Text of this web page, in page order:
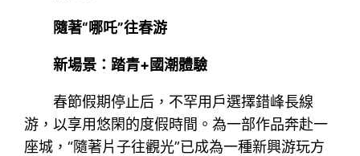
隨著“哪吒”往春游
新場景：踏青+國潮體驗
春節假期停止后，不罕用戶選擇錯峰長線
游，以享用悠閑的度假時間。為一部作品奔赴一
座城，“隨著片子往觀光”已成為一種新興游玩方